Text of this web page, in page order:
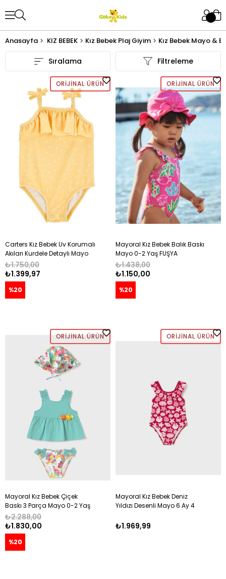
Anasayfa KIZ BEBEK Kız Bebek Plaj Giyim Kız Bebek Mayo &
Filtreleme
Sıralama
ORIJINAL ÜRÜN
Carters Kız Bebek Uv Korumalı
Akıları Kurdele Detaylı Mayo
12-24 Ay SARI
₺1.399,97
₺1.750,00
%20
ORIJINAL ÜRÜN
Mayoral Kız Bebek Balık Baskı
Mayo 0-2 Yaş FUŞYA
₺1.150,00
₺1.438,00
%20
ORIJINAL ÜRÜN
Mayoral Kız Bebek Çiçek
Baskı 3 Parça Mayo 0-2 Yaş
MAVİ
₺1.830,00
₺2.288,00
%20
ORIJINAL ÜRÜN
Mayoral Kız Bebek Deniz
Yıldızı Desenli Mayo 6 Ay 4
₺1.969,99